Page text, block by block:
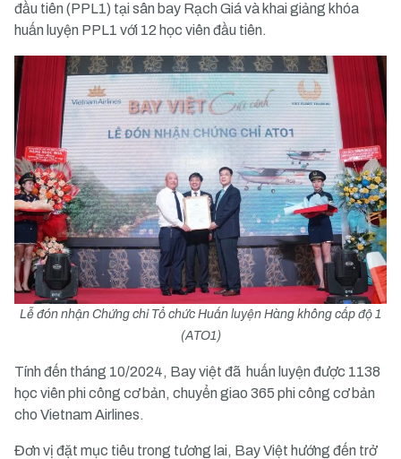
đầu tiên (PPL1) tại sân bay Rạch Giá và khai giảng khóa
huấn luyện PPL1 với 12 học viên đầu tiên.
Lễ đón nhận Chứng chỉ Tổ chức Huấn luyện Hàng không cấp độ 1
(ATO1)
Tính đến tháng 10/2024, Bay việt đã huấn luyện được 1138
học viên phi công cơ bản, chuyển giao 365 phi công cơ bản
cho Vietnam Airlines.
Đơn vị đặt mục tiêu trong tương lai, Bay Việt hướng đến trở